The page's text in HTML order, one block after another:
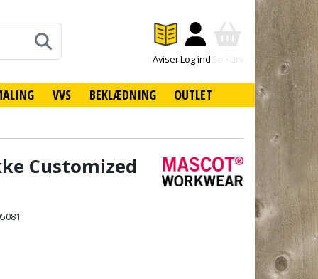
VVS BEKLÆDNING OUTLET
AviserLog indSe Kurv
Customized